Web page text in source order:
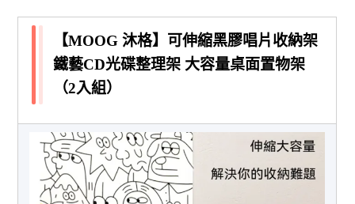
【MOOG 沐格】可伸縮黑膠唱片收納架
鐵藝CD光碟整理架 大容量桌面置物架
（2入組）